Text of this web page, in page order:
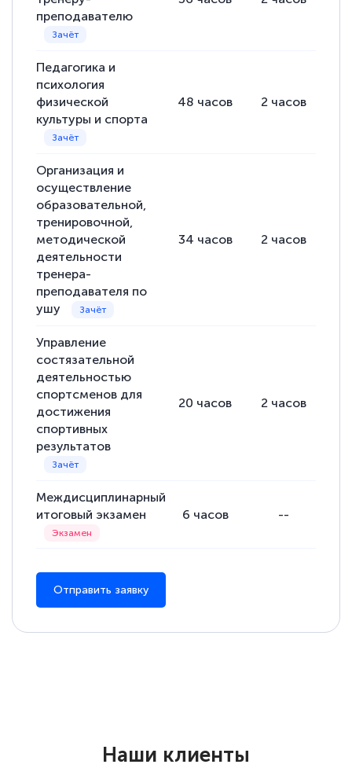
преподавателю
Педагогика и
психология
физической
культуры и спорта
48 часов 2 часов
Организация и
осуществление
образовательной,
тренировочной,
методической
деятельности
тренера-
преподавателя по
ушу
34 часов 2 часов
Управление
состязательной
деятельностью
спортсменов для
достижения
спортивных
результатов
20 часов 2 часов
Междисциплинарный
итоговый экзамен
6 часов --
Отправить заявку
Наши клиенты